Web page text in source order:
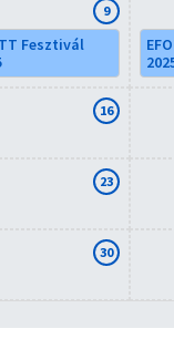
9
Fesztivál
16
23
30